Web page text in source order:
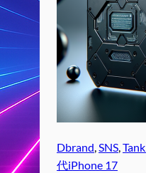
Dbrand, SNS,
代iPhone 17